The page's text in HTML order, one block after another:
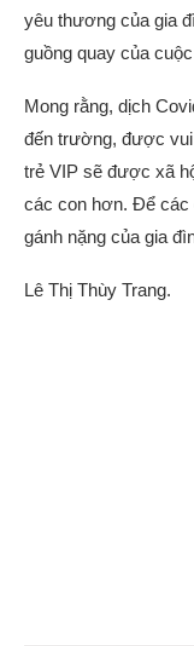
yêu thương của gia
guồng quay của
Mong rằng, dịch
đến trường, được
trẻ VIP sẽ được xã
các con hơn. Để các
gánh nặng của gia
Lê Thị Thùy Trang.